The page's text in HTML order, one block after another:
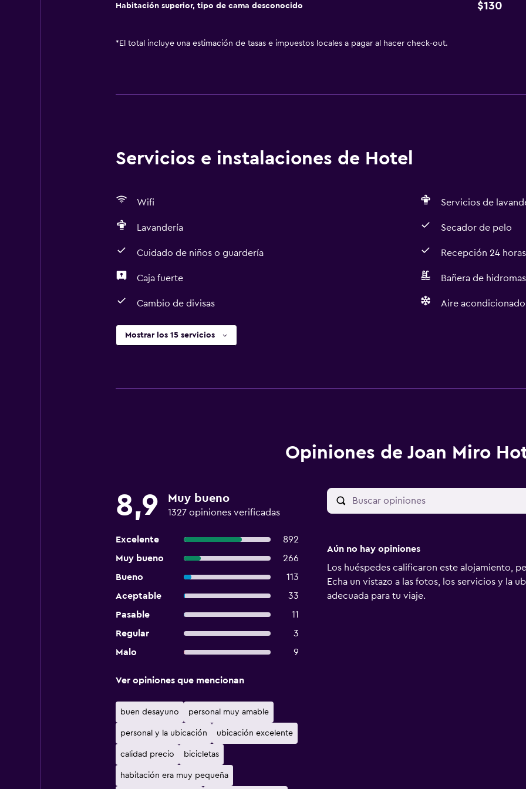
Habitación superior, tipo de cama desconocido $130
* El total incluye una estimación de tasas e impuestos locales a pagar al hacer check-out.
Servicios e instalaciones de Hotel
Wifi Servicios de
Lavandería Secador de pelo
Cuidado de niños o guardería Recepción 24 horas
Caja fuerte Bañera de
Cambio de divisas Aire acondicionado
Mostrar los 15 servicios
Opiniones de Joan Miro
8,9 Muy bueno
1327 opiniones verificadas
Excelente
892
Muy bueno
266
Bueno
113
Aceptable
33
Pasable
11
Regular
3
Malo
9
Ver opiniones que mencionan
buen desayuno personal muy amable
personal y la ubicación ubicación excelente
calidad precio bicicletas
habitación era muy pequeña
Aún no hay opiniones
Los huéspedes calificaron este alojamiento,
Echa un vistazo a las fotos, los servicios y la
adecuada para tu viaje.